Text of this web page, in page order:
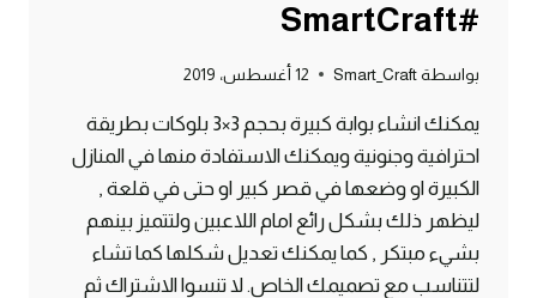
#SmartCraft
بواسطة Smart_Craft 12 أغسطس، 2019
يمكنك انشاء بوابة كبيرة بحجم 3×3 بلوكات بطريقة
احترافية وجنونية ويمكنك الاستفادة منها في المنازل
الكبيرة او وضعها في قصر كبير او حتى في قلعة ,
ليظهر ذلك بشكل رائع امام اللاعبين ولتتميز بينهم
بشيء مبتكر , كما يمكنك تعديل شكلها كما تشاء
لتتناسب مع تصميمك الخاص. لا تنسوا الاشتراك ثم